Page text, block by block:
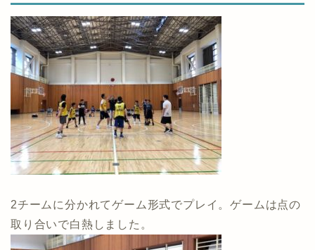
2チームに分かれてゲーム形式でプレイ。ゲームは点の
取り合いで白熱しました。